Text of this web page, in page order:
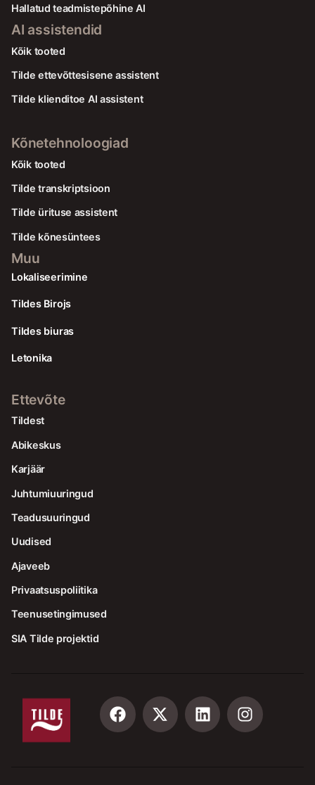
Hallatud teadmistepõhine AI
AI assistendid
Kõik tooted
Tilde ettevõttesisene assistent
Tilde klienditoe AI assistent
Kõnetehnoloogiad
Kõik tooted
Tilde transkriptsioon
Tilde ürituse assistent
Tilde kõnesüntees
Muu
Lokaliseerimine
Tildes Birojs
Tildes biuras
Letonika
Ettevõte
Tildest
Abikeskus
Karjäär
Juhtumiuuringud
Teadusuuringud
Uudised
Ajaveeb
Privaatsuspoliitika
Teenusetingimused
SIA Tilde projektid